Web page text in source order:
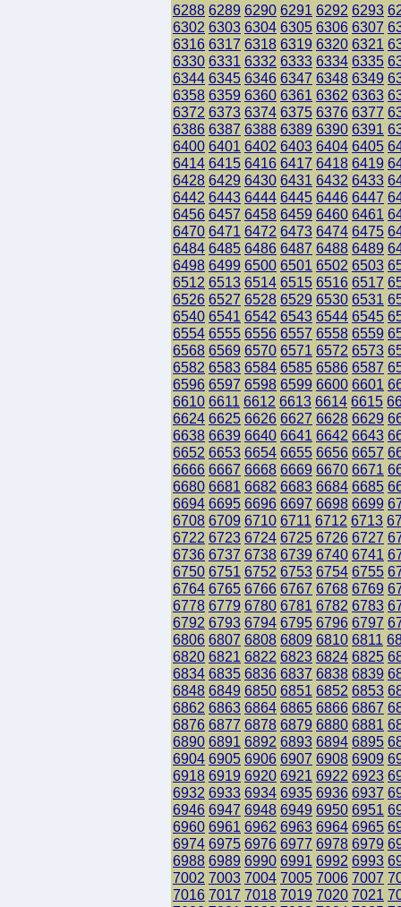
6288 6289 6290 6291 6292 6293
6302 6303 6304 6305 6306 6307
6316 6317 6318 6319 6320 6321
6330 6331 6332 6333 6334 6335
6344 6345 6346 6347 6348 6349
6358 6359 6360 6361 6362 6363
6372 6373 6374 6375 6376 6377
6386 6387 6388 6389 6390 6391
6400 6401 6402 6403 6404 6405
6414 6415 6416 6417 6418 6419
6428 6429 6430 6431 6432 6433
6442 6443 6444 6445 6446 6447
6456 6457 6458 6459 6460 6461
6470 6471 6472 6473 6474 6475
6484 6485 6486 6487 6488 6489
6498 6499 6500 6501 6502 6503
6512 6513 6514 6515 6516 6517
6526 6527 6528 6529 6530 6531
6540 6541 6542 6543 6544 6545
6554 6555 6556 6557 6558 6559
6568 6569 6570 6571 6572 6573
6582 6583 6584 6585 6586 6587
6596 6597 6598 6599 6600 6601
6610 6611 6612 6613 6614 6615
6624 6625 6626 6627 6628 6629
6638 6639 6640 6641 6642 6643
6652 6653 6654 6655 6656 6657
6666 6667 6668 6669 6670 6671
6680 6681 6682 6683 6684 6685
6694 6695 6696 6697 6698 6699
6708 6709 6710 6711 6712 6713
6722 6723 6724 6725 6726 6727
6736 6737 6738 6739 6740 6741
6750 6751 6752 6753 6754 6755
6764 6765 6766 6767 6768 6769
6778 6779 6780 6781 6782 6783
6792 6793 6794 6795 6796 6797
6806 6807 6808 6809 6810 6811
6820 6821 6822 6823 6824 6825
6834 6835 6836 6837 6838 6839
6848 6849 6850 6851 6852 6853
6862 6863 6864 6865 6866 6867
6876 6877 6878 6879 6880 6881
6890 6891 6892 6893 6894 6895
6904 6905 6906 6907 6908 6909
6918 6919 6920 6921 6922 6923
6932 6933 6934 6935 6936 6937
6946 6947 6948 6949 6950 6951
6960 6961 6962 6963 6964 6965
6974 6975 6976 6977 6978 6979
6988 6989 6990 6991 6992 6993
7002 7003 7004 7005 7006 7007
7016 7017 7018 7019 7020 7021